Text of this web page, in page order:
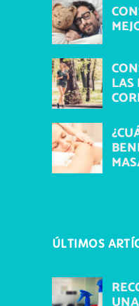
LAS
ÚLTIMOS